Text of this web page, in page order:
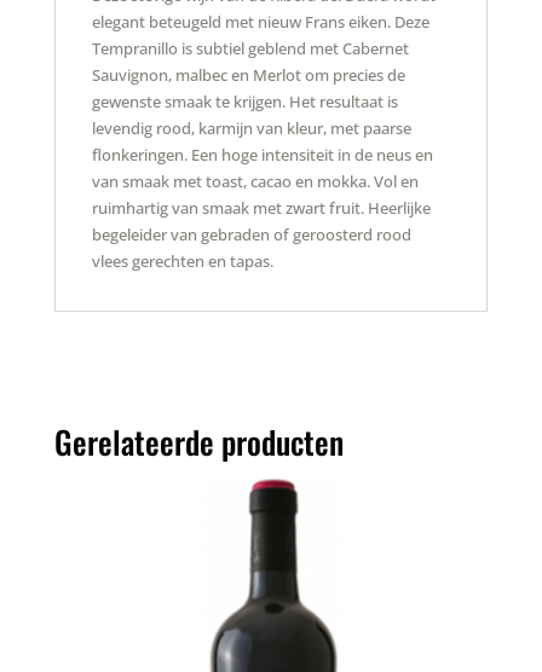
elegant beteugeld met nieuw Frans eiken. Deze
Tempranillo is subtiel geblend met Cabernet
Sauvignon, malbec en Merlot om precies de
gewenste smaak te krijgen. Het resultaat is
levendig rood, karmijn van kleur, met paarse
flonkeringen. Een hoge intensiteit in de neus en
van smaak met toast, cacao en mokka. Vol en
ruimhartig van smaak met zwart fruit. Heerlijke
begeleider van gebraden of geroosterd rood
vlees gerechten en tapas.
Gerelateerde producten